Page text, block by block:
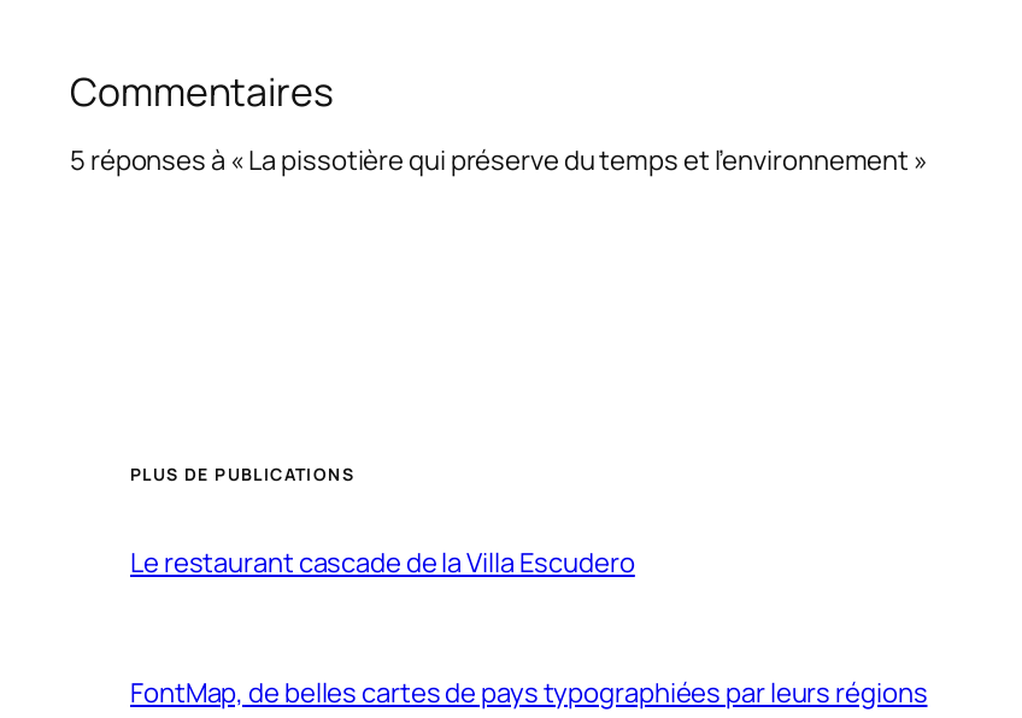
Commentaires
5 réponses à « La pissotière qui préserve du temps et l’environnement »
PLUS DE PUBLICATIONS
Le restaurant cascade de la Villa Escudero
FontMap, de belles cartes de pays typographiées par leurs régions